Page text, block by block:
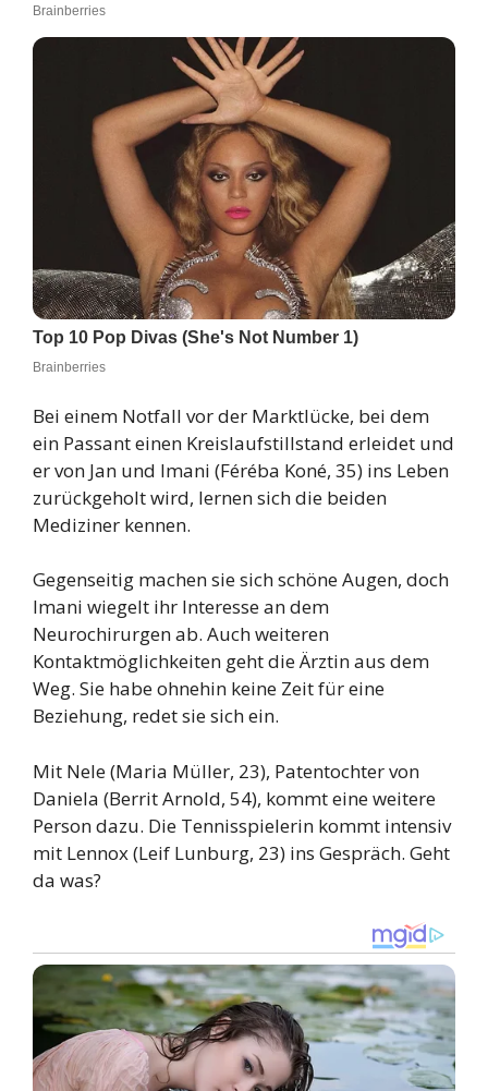
Bei einem Notfall vor der Marktlücke, bei dem
ein Passant einen Kreislaufstillstand erleidet und
er von Jan und Imani (Féréba Koné, 35) ins Leben
zurückgeholt wird, lernen sich die beiden
Mediziner kennen.
Gegenseitig machen sie sich schöne Augen, doch
Imani wiegelt ihr Interesse an dem
Neurochirurgen ab. Auch weiteren
Kontaktmöglichkeiten geht die Ärztin aus dem
Weg. Sie habe ohnehin keine Zeit für eine
Beziehung, redet sie sich ein.
Mit Nele (Maria Müller, 23), Patentochter von
Daniela (Berrit Arnold, 54), kommt eine weitere
Person dazu. Die Tennisspielerin kommt intensiv
mit Lennox (Leif Lunburg, 23) ins Gespräch. Geht
da was?